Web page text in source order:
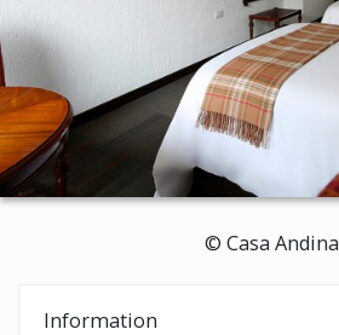
© Casa Andina
Information